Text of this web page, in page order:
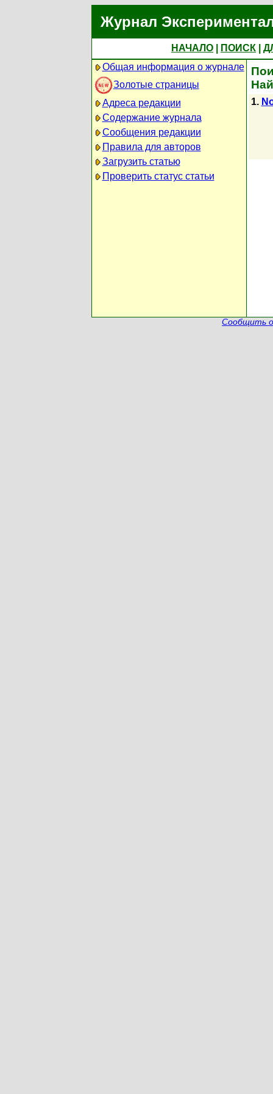
Журнал
НАЧАЛО ПОИСК
Общая информация о журнале
Золотые страницы
Адреса редакции
Содержание журнала
Сообщения редакции
Правила для авторов
Загрузить статью
Проверить статус статьи
1.
Сообщить о